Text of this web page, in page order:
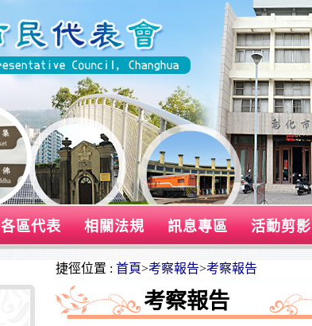
各區代表 相關法規 訊息專區 活動剪影
捷徑位置 : 首頁>考察報告>考察報告
考察報告